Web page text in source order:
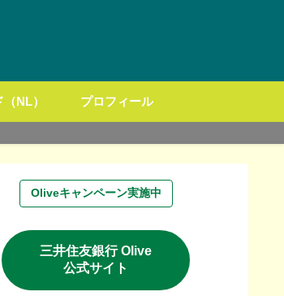
NL） プロフィール
Oliveキャンペーン実施中
三井住友銀行 Olive
公式サイト